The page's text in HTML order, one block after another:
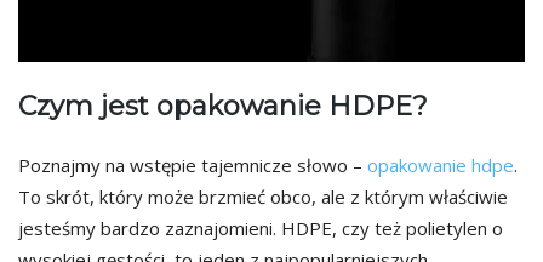
Czym jest opakowanie HDPE?
Poznajmy na wstępie tajemnicze słowo – opakowanie hdpe.
To skrót, który może brzmieć obco, ale z którym właściwie
jesteśmy bardzo zaznajomieni. HDPE, czy też polietylen o